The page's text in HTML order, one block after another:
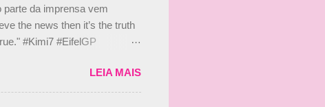
parte da imprensa vem
the news then it’s the truth
#Kimi7 #EifelGP
mate? 🙌 Over to you,
8, 2020 Beijinhos, Ludy
LEIA MAIS